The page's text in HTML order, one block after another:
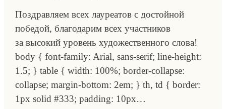
Поздравляем всех лауреатов с достойной
победой, благодарим всех участников
за высокий уровень художественного слова!
body { font-family: Arial, sans-serif; line-height:
1.5; } table { width: 100%; border-collapse:
collapse; margin-bottom: 2em; } th, td { border:
1px solid #333; padding: 10px…